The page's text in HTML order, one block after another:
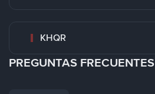
KHQR
PREGUNTAS FRECUENTES